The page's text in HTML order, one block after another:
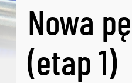
Nowa
(etap 1)